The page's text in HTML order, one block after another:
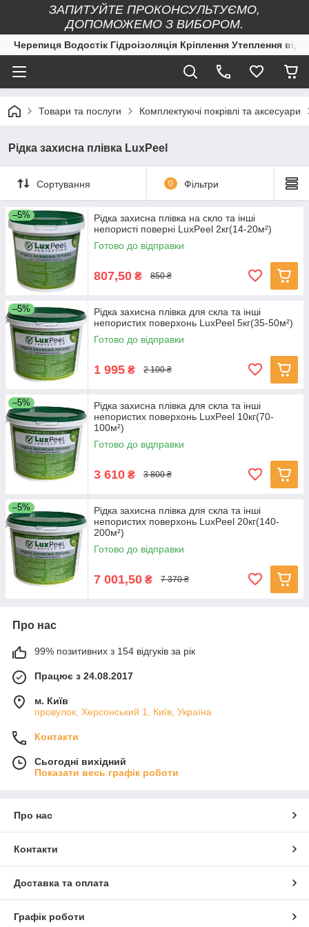
ЗАПИТУЙТЕ ПРОКОНСУЛЬТУЄМО,
ДОПОМОЖЕМО З ВИБОРОМ.
Черепиця Водостік Гідроізоляція Кріплення Утеплення
Товари та послуги Комплектуючі покрівлі та аксесуари
Рідка захисна плівка LuxPeel
Сортування 0 Фільтри
–5%
Рідка захисна плівка на скло та інші
непористі поверні LuxPeel 2кг(14-20м²)
Готово до відправки
807,50 ₴ 850 ₴
–5%
Рідка захисна плівка для скла та інші
непористих поверхонь LuxPeel 5кг(35-50м²)
Готово до відправки
1 995 ₴ 2 100 ₴
–5%
Рідка захисна плівка для скла та інші
непористих поверхонь LuxPeel 10кг(70-
100м²)
Готово до відправки
3 610 ₴ 3 800 ₴
–5%
Рідка захисна плівка для скла та інші
непористих поверхонь LuxPeel 20кг(140-
200м²)
Готово до відправки
7 001,50 ₴ 7 370 ₴
Про нас
99% позитивних з 154 відгуків за рік
Працює з 24.08.2017
м. Київ
провулок, Херсонський 1, Київ, Україна
Контакти
Сьогодні вихідний
Показати весь графік роботи
Про нас
Контакти
Доставка та оплата
Графік роботи